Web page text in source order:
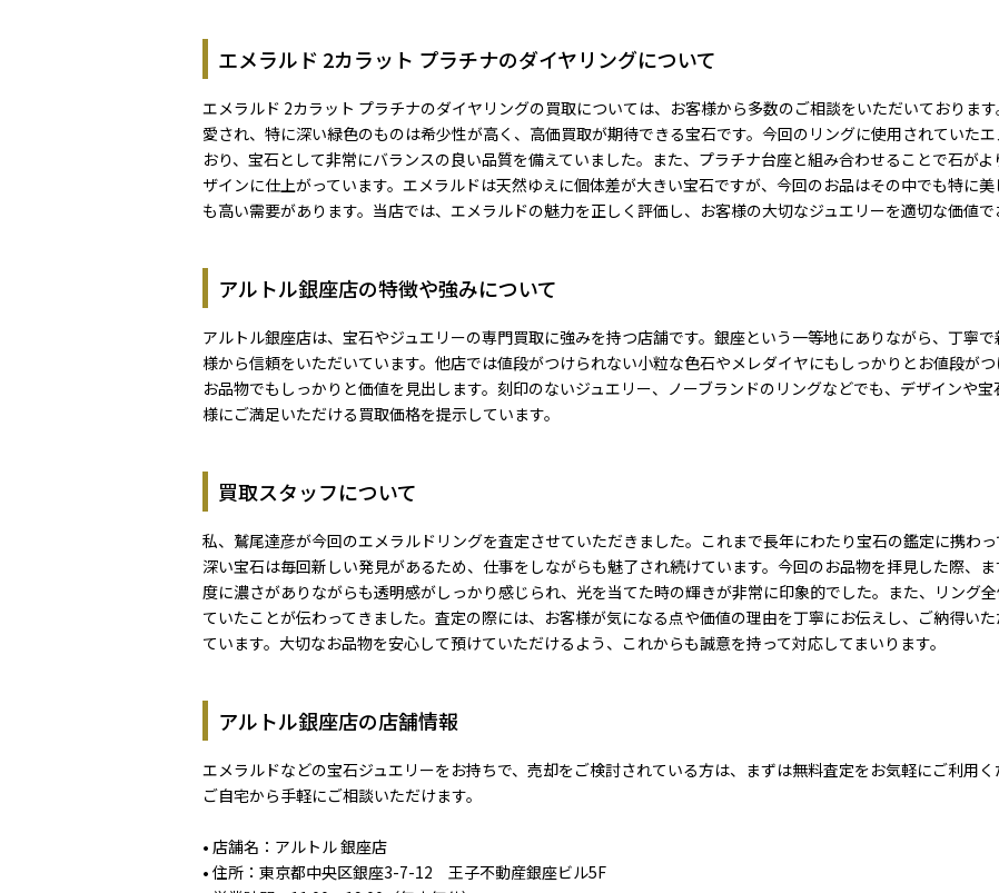
エメラルド 2カラット プラチナのダイヤリングについて
エメラルド 2カラット プラチナのダイヤリングの買取については、お客様から多数のご相談をいただいておりま
愛され、特に深い緑色のものは希少性が高く、高価買取が期待できる宝石です。今回のリングに使用されていた
おり、宝石として非常にバランスの良い品質を備えていました。また、プラチナ台座と組み合わせることで石が
ザインに仕上がっています。エメラルドは天然ゆえに個体差が大きい宝石ですが、今回のお品はその中でも特に
も高い需要があります。当店では、エメラルドの魅力を正しく評価し、お客様の大切なジュエリーを適切な価値で
アルトル銀座店の特徴や強みについて
アルトル銀座店は、宝石やジュエリーの専門買取に強みを持つ店舗です。銀座という一等地にありながら、丁寧
様から信頼をいただいています。他店では値段がつけられない小粒な色石やメレダイヤにもしっかりとお値段が
お品物でもしっかりと価値を見出します。刻印のないジュエリー、ノーブランドのリングなどでも、デザインや
様にご満足いただける買取価格を提示しています。
買取スタッフについて
私、鷲尾達彦が今回のエメラルドリングを査定させていただきました。これまで長年にわたり宝石の鑑定に携わ
深い宝石は毎回新しい発見があるため、仕事をしながらも魅了され続けています。今回のお品物を拝見した際、
度に濃さがありながらも透明感がしっかり感じられ、光を当てた時の輝きが非常に印象的でした。また、リング
ていたことが伝わってきました。査定の際には、お客様が気になる点や価値の理由を丁寧にお伝えし、ご納得い
ています。大切なお品物を安心して預けていただけるよう、これからも誠意を持って対応してまいります。
アルトル銀座店の店舗情報
エメラルドなどの宝石ジュエリーをお持ちで、売却をご検討されている方は、まずは無料査定をお気軽にご利用く
ご自宅から手軽にご相談いただけます。
• 店舗名：アルトル 銀座店
• 住所：東京都中央区銀座3-7-12 王子不動産銀座ビル5F